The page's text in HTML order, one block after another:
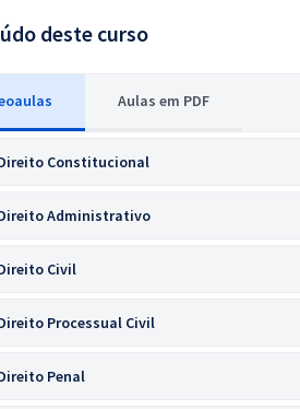
deste curso
Aulas em PDF
Constitucional
Administrativo
Civil
Processual Civil
Penal